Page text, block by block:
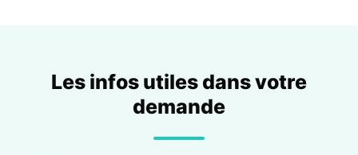
Les infos utiles dans votre
demande